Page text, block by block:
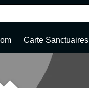
Carte Sanctuaires